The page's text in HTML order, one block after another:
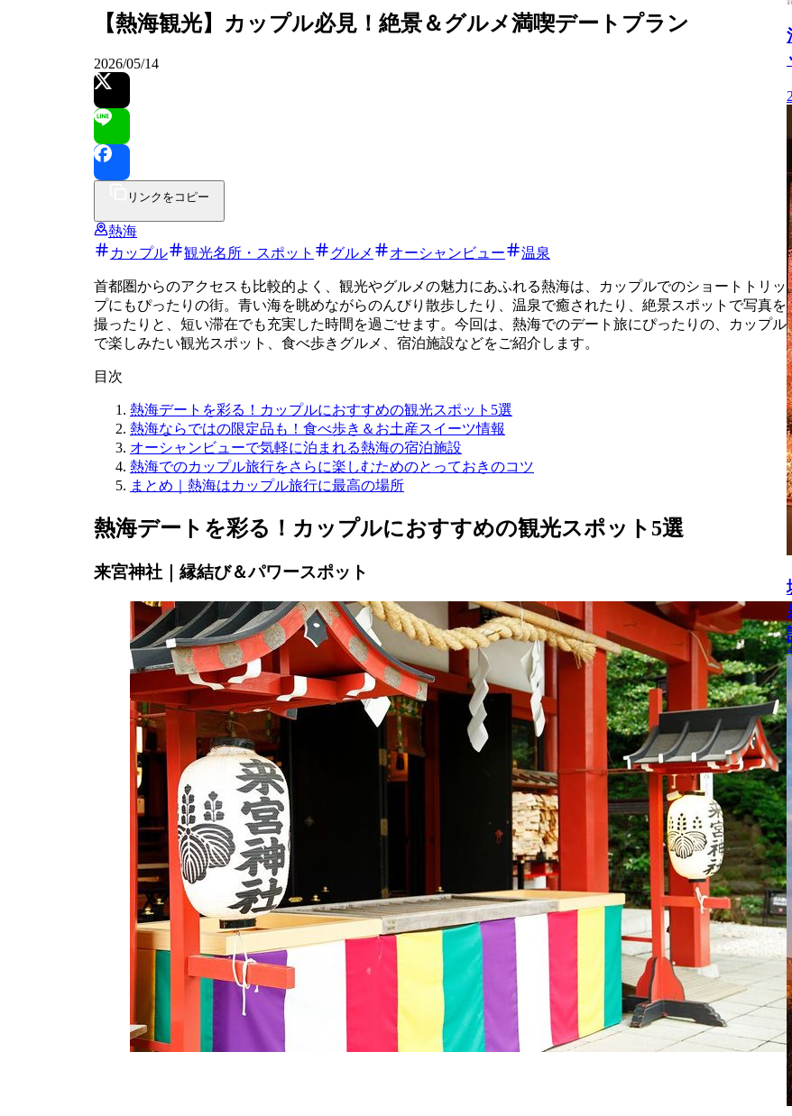
【熱海観光】カップル必見！絶景＆グルメ満喫デートプラン
2026/05/14
リンクをコピー
熱海
カップル
観光名所・スポット グルメ オーシャンビュー 温泉
首都圏からのアクセスも比較的よく、観光やグルメの魅力にあふれる熱海は、カップルでのショートトリッ
プにもぴったりの街。青い海を眺めながらのんびり散歩したり、温泉で癒されたり、絶景スポットで写真を
撮ったりと、短い滞在でも充実した時間を過ごせます。今回は、熱海でのデート旅にぴったりの、カップル
で楽しみたい観光スポット、食べ歩きグルメ、宿泊施設などをご紹介します。
目次
熱海デートを彩る！カップルにおすすめの観光スポット5選
熱海ならではの限定品も！食べ歩き＆お土産スイーツ情報
オーシャンビューで気軽に泊まれる熱海の宿泊施設
熱海でのカップル旅行をさらに楽しむためのとっておきのコツ
まとめ｜熱海はカップル旅行に最高の場所
熱海デートを彩る！カップルにおすすめの観光スポット5選
来宮神社｜縁結び＆パワースポット